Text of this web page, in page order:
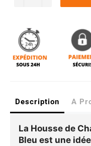
Description A
La Housse de
Bleu est une